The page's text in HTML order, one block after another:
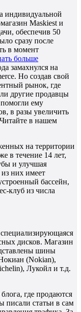
индивидуальной
Maskiest и
обеспечив 50
сразу после
в момент
больше
замахнулся на
Но создав свой
рынок, где
другие продавцы
ему
в разы увеличить
в нашем
на территории
в течение 14 лет,
и улучшая
них имеет
бассейн,
клуб из числа
дисков. Магазин
шины
(Nokian),
Лукойл и т.д.
где продаются
статьи в сам